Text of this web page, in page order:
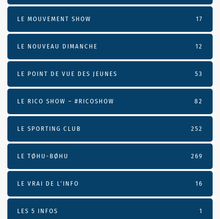
LE MOUVEMENT SHOW 17
LE NOUVEAU DIMANCHE 12
LE POINT DE VUE DES JEUNES 53
LE RICO SHOW – #RICOSHOW 82
LE SPORTING CLUB 252
LE TØHU-BØHU 269
LE VRAI DE L’INFO 16
LES 5 INFOS 1